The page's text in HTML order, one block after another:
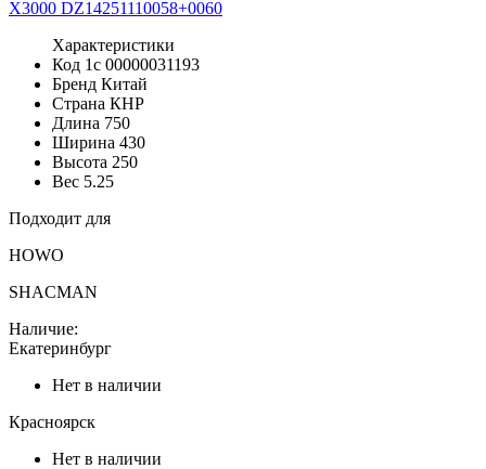
Характеристики
Код 1с 00000031193
Бренд Китай
Страна КНР
Длина 750
Ширина 430
Высота 250
Вес 5.25
Подходит для
HOWO
SHACMAN
Наличие:
Екатеринбург
Нет в наличии
Красноярск
Нет в наличии